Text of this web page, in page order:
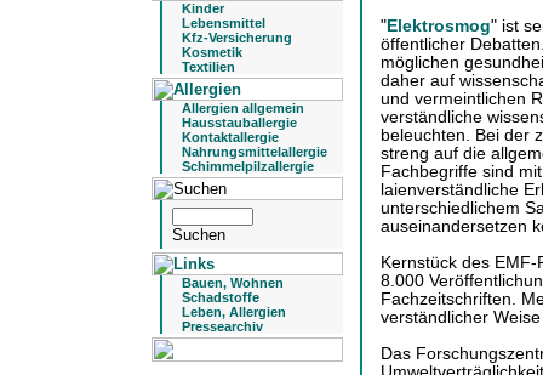
Kinder
Lebensmittel
Kfz-Versicherung
Kosmetik
Textilien
Allergien allgemein
Hausstauballergie
Kontaktallergie
Nahrungsmittelallergie
Schimmelpilzallergie
Bauen, Wohnen
Schadstoffe
Leben, Allergien
Pressearchiv
" Elektrosmog" ist
öffentlicher
möglichen
daher auf
und vermeintlichen
verständliche
beleuchten. Bei der
streng auf die
Fachbegriffe sind
laienverständliche
unterschiedlichem
auseinandersetzen
Kernstück des
8.000
Fachzeitschriften.
verständlicher
Das